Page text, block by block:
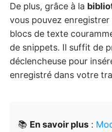
De plus, grâce à la
vous pouvez enregistrer
blocs de texte
de snippets. Il suffit de
déclencheuse pour
enregistré dans votre
📚 En savoir plus :